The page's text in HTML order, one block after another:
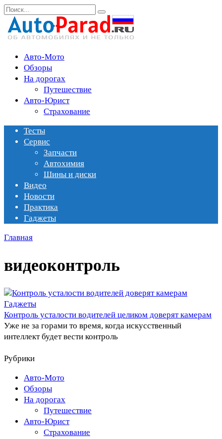
Перейти
содержанию
Search
for:
Авто-Мото
Обзоры
На дорогах
Путешествие
Авто-Юрист
Страхование
Тесты
Сервис
Запчасти
Автохимия
Шины и диски
Видео
Новости
Практика
Гаджеты
Главная
видеоконтроль
Гаджеты
Контроль усталости водителей целиком доверят камерам
Уже не за горами то время, когда искусственный
интеллект будет вести контроль
Рубрики
Авто-Мото
Обзоры
На дорогах
Путешествие
Авто-Юрист
Страхование